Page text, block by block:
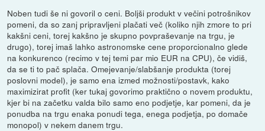
Noben tudi še ni govoril o ceni. Boljši produkt v večini potrošnikov
pomeni, da so zanj pripravljeni plačati več (koliko njih zmore to pri
kakšni ceni, torej kakšno je skupno povpraševanje na trgu, je
drugo), torej imaš lahko astronomske cene proporcionalno glede
na konkurenco (recimo v tej temi par mio EUR na CPU), če vidiš,
da se ti to pač splača. Omejevanje/slabšanje produkta (torej
poslovni model), je samo ena izmed možnosti/postavk, kako
maximizirat profit (ker tukaj govorimo praktično o novem produktu,
kjer bi na začetku valda bilo samo eno podjetje, kar pomeni, da je
ponudba na trgu enaka ponudi tega, enega podjetja, po domače
monopol) v nekem danem trgu.